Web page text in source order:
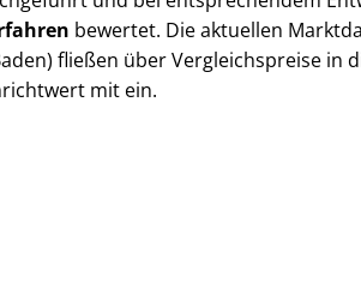
bewertet. Die aktuellen
fließen über Ver­gleichs­prei­se in
mit ein.